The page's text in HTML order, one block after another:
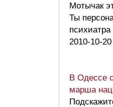
Мотычак
Ты
2010-10-
В Одессе
марша